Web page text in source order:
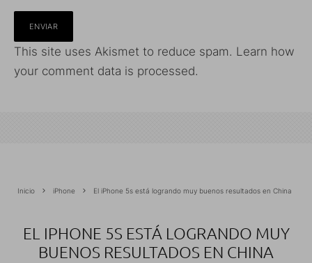
This site uses Akismet to reduce spam. Learn how
your comment data is processed.
Inicio iPhone El iPhone 5s está logrando muy buenos resultados en China
EL IPHONE 5S ESTÁ LOGRANDO MUY
BUENOS RESULTADOS EN CHINA